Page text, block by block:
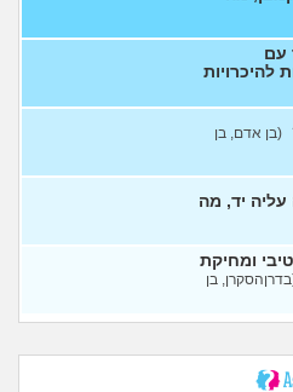
עצות
13
עם
להיכרויות
(בן אדם, בן
יד, מה
ומחיקת
בן